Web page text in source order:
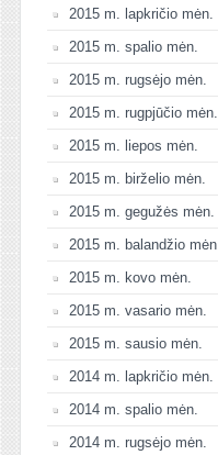
2015 m. lapkričio mėn.
2015 m. spalio mėn.
2015 m. rugsėjo mėn.
2015 m. rugpjūčio mėn.
2015 m. liepos mėn.
2015 m. birželio mėn.
2015 m. gegužės mėn.
2015 m. balandžio mėn.
2015 m. kovo mėn.
2015 m. vasario mėn.
2015 m. sausio mėn.
2014 m. lapkričio mėn.
2014 m. spalio mėn.
2014 m. rugsėjo mėn.